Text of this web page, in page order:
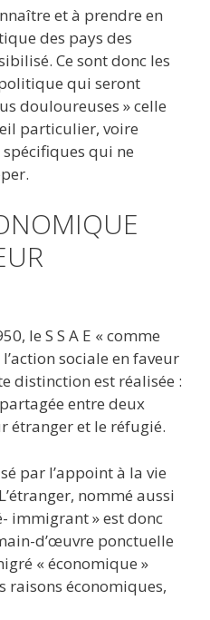
et à prendre en
des pays des
Ce sont donc les
qui seront
douloureuses » celle
particulier, voire
qui ne
le S S A E « comme
sociale en faveur
distinction est réalisée :
entre deux
étranger et le réfugié.
par l’appoint à la vie
nommé aussi
immigrant » est donc
d’œuvre ponctuelle
« économique »
raisons économiques,